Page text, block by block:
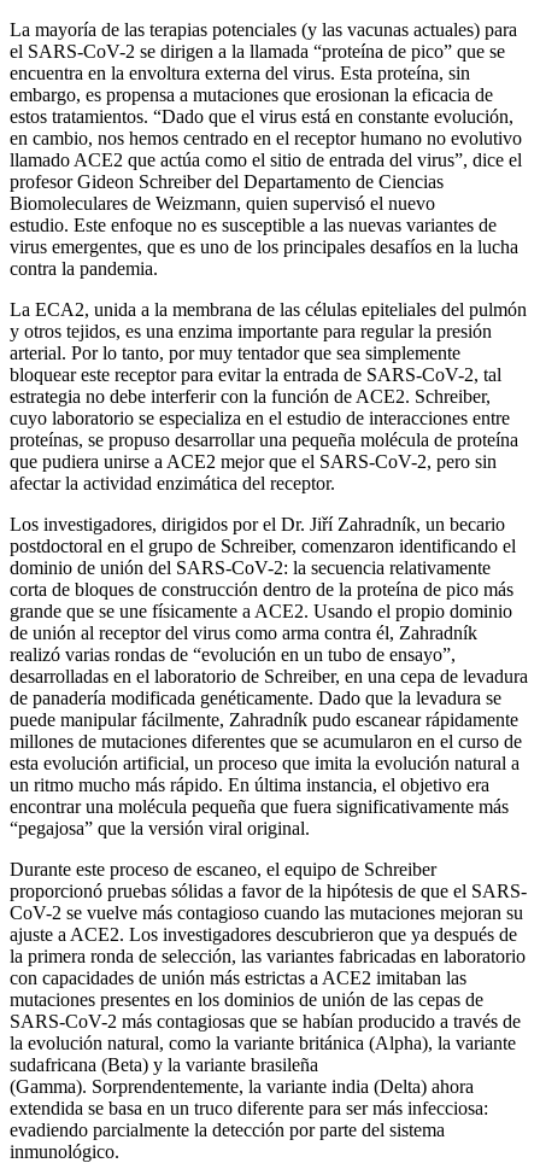
La mayoría de las terapias potenciales (y las vacunas actuales) para
el SARS-CoV-2 se dirigen a la llamada “proteína de pico” que se
encuentra en la envoltura externa del virus. Esta proteína, sin
embargo, es propensa a mutaciones que erosionan la eficacia de
estos tratamientos. “Dado que el virus está en constante evolución,
en cambio, nos hemos centrado en el receptor humano no evolutivo
llamado ACE2 que actúa como el sitio de entrada del virus”, dice el
profesor Gideon Schreiber del Departamento de Ciencias
Biomoleculares de Weizmann, quien supervisó el nuevo
estudio. Este enfoque no es susceptible a las nuevas variantes de
virus emergentes, que es uno de los principales desafíos en la lucha
contra la pandemia.
La ECA2, unida a la membrana de las células epiteliales del pulmón
y otros tejidos, es una enzima importante para regular la presión
arterial. Por lo tanto, por muy tentador que sea simplemente
bloquear este receptor para evitar la entrada de SARS-CoV-2, tal
estrategia no debe interferir con la función de ACE2. Schreiber,
cuyo laboratorio se especializa en el estudio de interacciones entre
proteínas, se propuso desarrollar una pequeña molécula de proteína
que pudiera unirse a ACE2 mejor que el SARS-CoV-2, pero sin
afectar la actividad enzimática del receptor.
Los investigadores, dirigidos por el Dr. Jiří Zahradník, un becario
postdoctoral en el grupo de Schreiber, comenzaron identificando el
dominio de unión del SARS-CoV-2: la secuencia relativamente
corta de bloques de construcción dentro de la proteína de pico más
grande que se une físicamente a ACE2. Usando el propio dominio
de unión al receptor del virus como arma contra él, Zahradník
realizó varias rondas de “evolución en un tubo de ensayo”,
desarrolladas en el laboratorio de Schreiber, en una cepa de levadura
de panadería modificada genéticamente. Dado que la levadura se
puede manipular fácilmente, Zahradník pudo escanear rápidamente
millones de mutaciones diferentes que se acumularon en el curso de
esta evolución artificial, un proceso que imita la evolución natural a
un ritmo mucho más rápido. En última instancia, el objetivo era
encontrar una molécula pequeña que fuera significativamente más
“pegajosa” que la versión viral original.
Durante este proceso de escaneo, el equipo de Schreiber
proporcionó pruebas sólidas a favor de la hipótesis de que el SARS-
CoV-2 se vuelve más contagioso cuando las mutaciones mejoran su
ajuste a ACE2. Los investigadores descubrieron que ya después de
la primera ronda de selección, las variantes fabricadas en laboratorio
con capacidades de unión más estrictas a ACE2 imitaban las
mutaciones presentes en los dominios de unión de las cepas de
SARS-CoV-2 más contagiosas que se habían producido a través de
la evolución natural, como la variante británica (Alpha), la variante
sudafricana (Beta) y la variante brasileña
(Gamma). Sorprendentemente, la variante india (Delta) ahora
extendida se basa en un truco diferente para ser más infecciosa:
evadiendo parcialmente la detección por parte del sistema
inmunológico.